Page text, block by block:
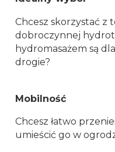
Chcesz skorzystać z
dobroczynnej
hydromasażem są
drogie?
Mobilność
Chcesz łatwo
umieścić go w